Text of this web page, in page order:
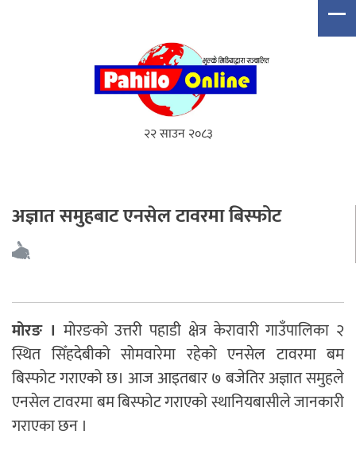
२२ साउन २०८३
अज्ञात समुहबाट एनसेल टावरमा बिस्फोट
मोरङ । मोरङको उत्तरी पहाडी क्षेत्र केरावारी गाउँपालिका २
स्थित सिँहदेबीको सोमवारेमा रहेको एनसेल टावरमा बम
बिस्फोट गराएको छ। आज आइतबार ७ बजेतिर अज्ञात समुहले
एनसेल टावरमा बम बिस्फोट गराएको स्थानियबासीले जानकारी
गराएका छन ।